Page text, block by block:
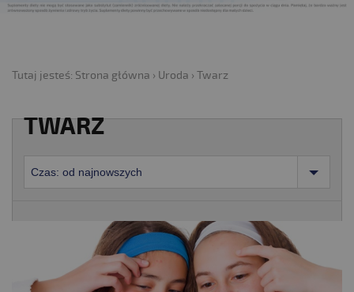
Tutaj jesteś: Strona główna › Uroda › Twarz
TWARZ
Czas: od najnowszych